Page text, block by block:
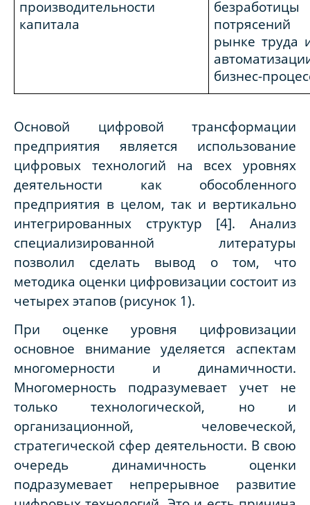
производительности
капитала
рынке труда
бизнес-
Основой цифровой трансформации
предприятия является использование
цифровых технологий на всех уровнях
деятельности как обособленного
предприятия в целом, так и вертикально
интегрированных структур [4]. Анализ
специализированной литературы
позволил сделать вывод о том, что
методика оценки цифровизации состоит из
четырех этапов (рисунок 1).
При оценке уровня цифровизации
основное внимание уделяется аспектам
многомерности и динамичности.
Многомерность подразумевает учет не
только технологической, но и
организационной, человеческой,
стратегической сфер деятельности. В свою
очередь динамичность оценки
подразумевает непрерывное развитие